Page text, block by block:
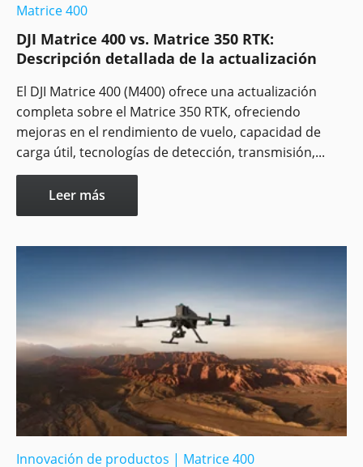
Matrice 400
DJI Matrice 400 vs. Matrice 350 RTK:
Descripción detallada de la actualización
El DJI Matrice 400 (M400) ofrece una actualización
completa sobre el Matrice 350 RTK, ofreciendo
mejoras en el rendimiento de vuelo, capacidad de
carga útil, tecnologías de detección, transmisión,...
Leer más
Innovación de productos | Matrice 400